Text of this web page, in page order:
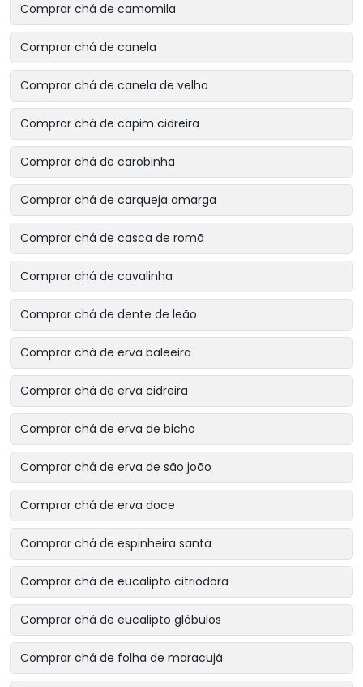
Comprar chá de camomila
Comprar chá de canela
Comprar chá de canela de velho
Comprar chá de capim cidreira
Comprar chá de carobinha
Comprar chá de carqueja amarga
Comprar chá de casca de romã
Comprar chá de cavalinha
Comprar chá de dente de leão
Comprar chá de erva baleeira
Comprar chá de erva cidreira
Comprar chá de erva de bicho
Comprar chá de erva de são joão
Comprar chá de erva doce
Comprar chá de espinheira santa
Comprar chá de eucalipto citriodora
Comprar chá de eucalipto glóbulos
Comprar chá de folha de maracujá